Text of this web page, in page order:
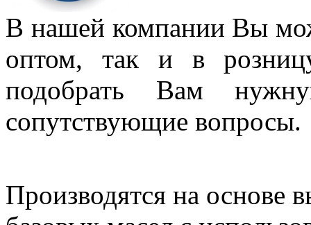
В нашей компании Вы
оптом, так и в
подобрать Вам
сопутствующие
Производятся на основе